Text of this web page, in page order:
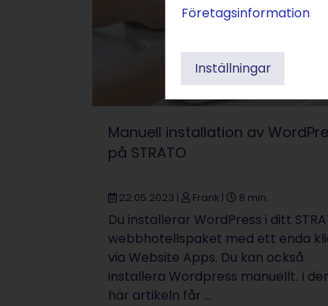
Manuell installation av
på STRATO
22.05.2023 Frank 8 min.
Du installerar WordPress i ditt
webbhotellspaket med ett enda
via Website Apps. Du kan också
installera Wordpress manuellt. I
här artikeln får ...
Företagsinformation
Inställningar